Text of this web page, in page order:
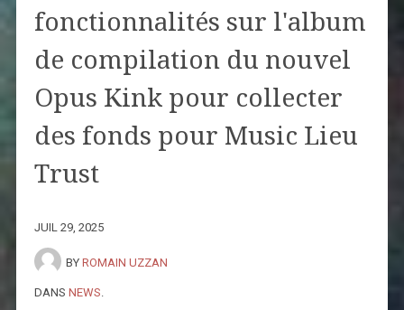
fonctionnalités sur l'album
de compilation du nouvel
Opus Kink pour collecter
des fonds pour Music Lieu
Trust
JUIL 29, 2025
BY ROMAIN UZZAN
DANS NEWS